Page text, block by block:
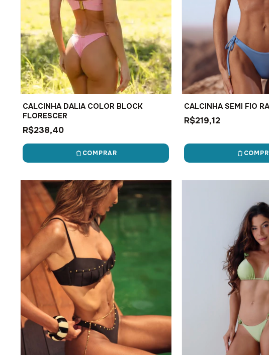
CALCINHA DALIA COLOR BLOCK
FLORESCER
R$238,40
COMPRAR
CALCINHA SEMI FIO
R$219,12